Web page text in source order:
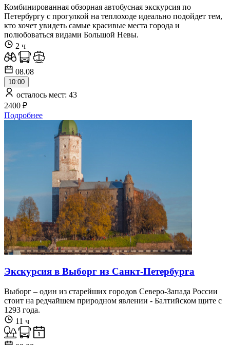
Комбинированная обзорная автобусная экскурсия по
Петербургу с прогулкой на теплоходе идеально подойдет тем,
кто хочет увидеть самые красивые места города и
полюбоваться видами Большой Невы.
2 ч
08.08
10:00
осталось мест: 43
2400 ₽
Подробнее
Экскурсия в Выборг из Санкт-Петербурга
Выборг – один из старейших городов Северо-Запада России
стоит на редчайшем природном явлении - Балтийском щите с
1293 года.
11 ч